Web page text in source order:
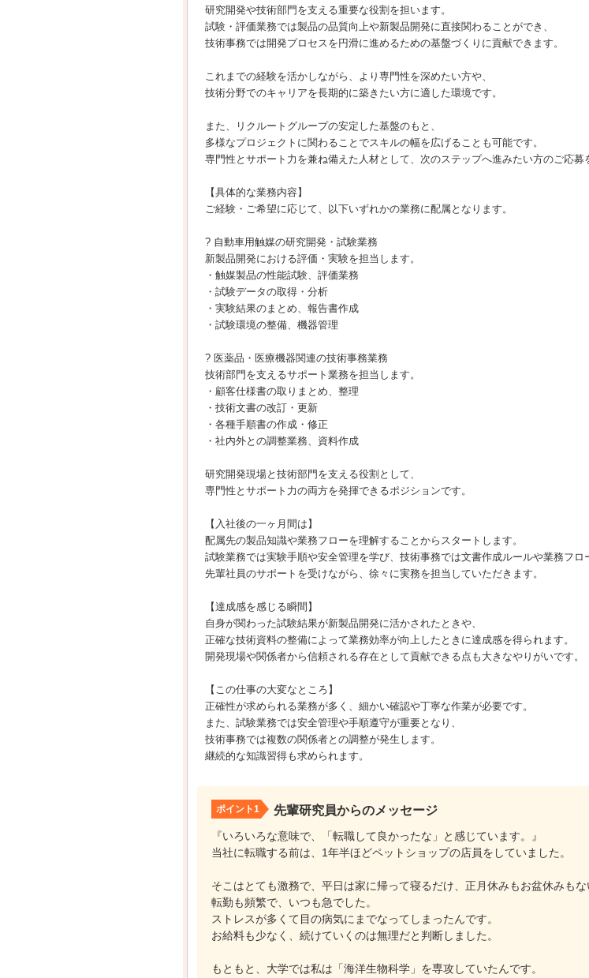
研究開発や技術部門を支える重要な役割を担います。
試験・評価業務では製品の品質向上や新製品開発に直接関わることができ、
技術事務では開発プロセスを円滑に進めるための基盤づくりに貢献できます。
これまでの経験を活かしながら、より専門性を深めたい方や、
技術分野でのキャリアを長期的に築きたい方に適した環境です。
また、リクルートグループの安定した基盤のもと、
多様なプロジェクトに関わることでスキルの幅を広げることも可能です。
専門性とサポート力を兼ね備えた人材として、次のステップへ進みたい方のご応募
【具体的な業務内容】
ご経験・ご希望に応じて、以下いずれかの業務に配属となります。
? 自動車用触媒の研究開発・試験業務
新製品開発における評価・実験を担当します。
・触媒製品の性能試験、評価業務
・試験データの取得・分析
・実験結果のまとめ、報告書作成
・試験環境の整備、機器管理
? 医薬品・医療機器関連の技術事務業務
技術部門を支えるサポート業務を担当します。
・顧客仕様書の取りまとめ、整理
・技術文書の改訂・更新
・各種手順書の作成・修正
・社内外との調整業務、資料作成
研究開発現場と技術部門を支える役割として、
専門性とサポート力の両方を発揮できるポジションです。
【入社後の一ヶ月間は】
配属先の製品知識や業務フローを理解することからスタートします。
試験業務では実験手順や安全管理を学び、技術事務では文書作成ルールや業務フロ
先輩社員のサポートを受けながら、徐々に実務を担当していただきます。
【達成感を感じる瞬間】
自身が関わった試験結果が新製品開発に活かされたときや、
正確な技術資料の整備によって業務効率が向上したときに達成感を得られます。
開発現場や関係者から信頼される存在として貢献できる点も大きなやりがいです。
【この仕事の大変なところ】
正確性が求められる業務が多く、細かい確認や丁寧な作業が必要です。
また、試験業務では安全管理や手順遵守が重要となり、
技術事務では複数の関係者との調整が発生します。
継続的な知識習得も求められます。
ポイント1 先輩研究員からのメッセージ
『いろいろな意味で、「転職して良かったな」と感じています。』
当社に転職する前は、1年半ほどペットショップの店員をしていました。
そこはとても激務で、平日は家に帰って寝るだけ、正月休みもお盆休みもな
転勤も頻繁で、いつも急でした。
ストレスが多くて目の病気にまでなってしまったんです。
お給料も少なく、続けていくのは無理だと判断しました。
もともと、大学では私は「海洋生物科学」を専攻していたんです。